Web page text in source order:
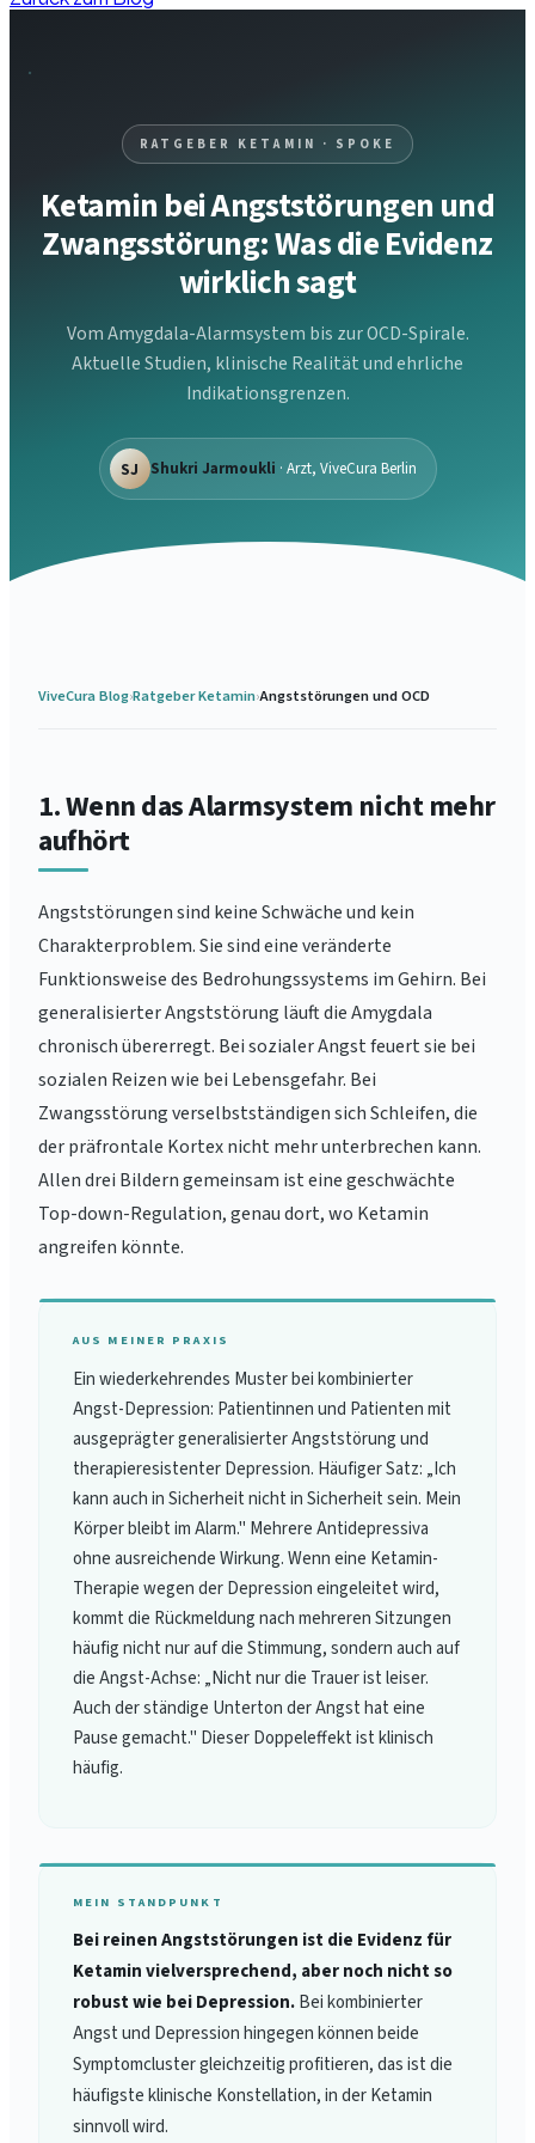
RATGEBER KETAMIN · SPOKE
Ketamin bei Angststörungen und
Zwangsstörung: Was die Evidenz
wirklich sagt
Vom Amygdala-Alarmsystem bis zur OCD-Spirale.
Aktuelle Studien, klinische Realität und ehrliche
Indikationsgrenzen.
SJ Shukri Jarmoukli · Arzt, ViveCura Berlin
ViveCura Blog›Ratgeber Ketamin›Angststörungen und OCD
1. Wenn das Alarmsystem nicht mehr
aufhört
Angststörungen sind keine Schwäche und kein
Charakterproblem. Sie sind eine veränderte
Funktionsweise des Bedrohungssystems im Gehirn. Bei
generalisierter Angststörung läuft die Amygdala
chronisch übererregt. Bei sozialer Angst feuert sie bei
sozialen Reizen wie bei Lebensgefahr. Bei
Zwangsstörung verselbstständigen sich Schleifen, die
der präfrontale Kortex nicht mehr unterbrechen kann.
Allen drei Bildern gemeinsam ist eine geschwächte
Top-down-Regulation, genau dort, wo Ketamin
angreifen könnte.
AUS MEINER PRAXIS
Ein wiederkehrendes Muster bei kombinierter
Angst-Depression: Patientinnen und Patienten mit
ausgeprägter generalisierter Angststörung und
therapieresistenter Depression. Häufiger Satz: „Ich
kann auch in Sicherheit nicht in Sicherheit sein. Mein
Körper bleibt im Alarm." Mehrere Antidepressiva
ohne ausreichende Wirkung. Wenn eine Ketamin-
Therapie wegen der Depression eingeleitet wird,
kommt die Rückmeldung nach mehreren Sitzungen
häufig nicht nur auf die Stimmung, sondern auch auf
die Angst-Achse: „Nicht nur die Trauer ist leiser.
Auch der ständige Unterton der Angst hat eine
Pause gemacht." Dieser Doppeleffekt ist klinisch
häufig.
MEIN STANDPUNKT
Bei reinen Angststörungen ist die Evidenz für
Ketamin vielversprechend, aber noch nicht so
robust wie bei Depression.Bei kombinierter
Angst und Depression hingegen können beide
Symptomcluster gleichzeitig profitieren, das ist die
häufigste klinische Konstellation, in der Ketamin
sinnvoll wird.